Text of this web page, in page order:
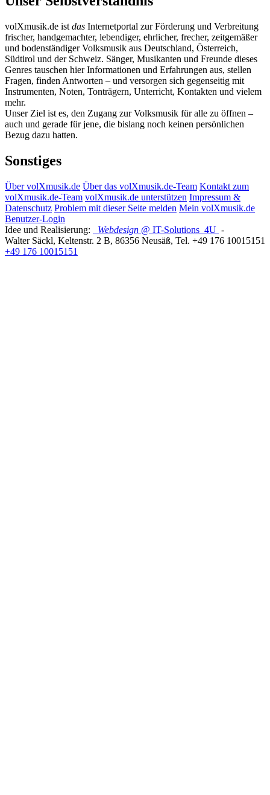
volXmusik.de ist das Internetportal zur Förderung und Verbreitung
frischer, handgemachter, lebendiger, ehrlicher, frecher, zeitgemäßer
und bodenständiger Volksmusik aus Deutschland, Österreich,
Südtirol und der Schweiz. Sänger, Musikanten und Freunde dieses
Genres tauschen hier Informationen und Erfahrungen aus, stellen
Fragen, finden Antworten – und versorgen sich gegenseitig mit
Instrumenten, Noten, Tonträgern, Unterricht, Kontakten und vielem
mehr.
Unser Ziel ist es, den Zugang zur Volksmusik für alle zu öffnen –
auch und gerade für jene, die bislang noch keinen persönlichen
Bezug dazu hatten.
Sonstiges
Über volXmusik.de Über das volXmusik.de-Team Kontakt zum
volXmusik.de-Team volXmusik.de unterstützen Impressum &
Datenschutz Problem mit dieser Seite melden Mein volXmusik.de
Benutzer-Login
Idee und Realisierung:
Webdesign @ IT-Solutions 4U -
Walter Säckl, Keltenstr. 2 B, 86356 Neusäß, Tel. +49 176 10015151
+49 176 10015151